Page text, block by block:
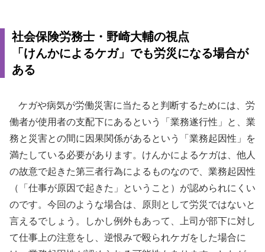
社会保険労務士・野崎大輔の視点
「けんかによるケガ」でも労災になる場合が
ある
ケガや病気が労働災害に当たると判断するためには、労
働者が使用者の支配下にあるという「業務遂行性」と、業
務と災害との間に因果関係があるという「業務起因性」を
満たしている必要があります。けんかによるケガは、他人
の故意で起きた第三者行為によるものなので、業務起因性
（「仕事が原因で起きた」ということ）が認められにくい
のです。今回のような場合は、原則として労災ではないと
言えるでしょう。しかし例外もあって、上司が部下に対し
て仕事上の注意をし、逆恨みで殴られケガをした場合に